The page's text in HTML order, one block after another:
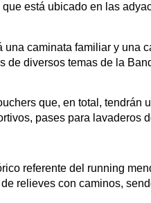
está ubicado en las
caminata familiar y una
de diversos temas de la
que, en total, tendrán
pases para lavaderos
referente del running
relieves con caminos,